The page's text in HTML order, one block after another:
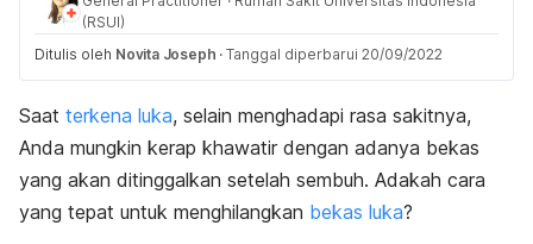
(RSUI)
Ditulis oleh Novita Joseph · Tanggal diperbarui 20/09/2022
Saat terkena luka, selain menghadapi rasa sakitnya,
Anda mungkin kerap khawatir dengan adanya bekas
yang akan ditinggalkan setelah sembuh. Adakah cara
yang tepat untuk menghilangkan bekas luka?